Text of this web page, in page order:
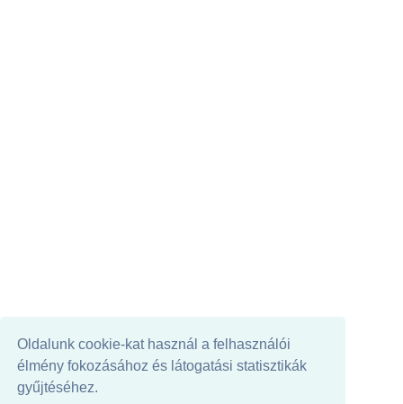
Oldalunk cookie-kat használ a felhasználói
élmény fokozásához és látogatási statisztikák
gyűjtéséhez.